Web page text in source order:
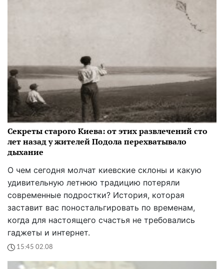
Секреты старого Киева: от этих развлечений сто
лет назад у жителей Подола перехватывало
дыхание
О чем сегодня молчат киевские склоны и какую
удивительную летнюю традицию потеряли
современные подростки? История, которая
заставит вас поностальгировать по временам,
когда для настоящего счастья не требовались
гаджеты и интернет.
15:45 02.08